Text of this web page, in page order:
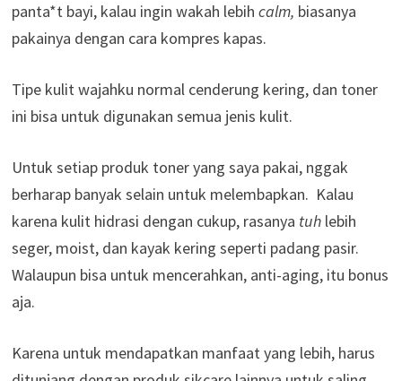
panta*t bayi, kalau ingin wakah lebih calm, biasanya
pakainya dengan cara kompres kapas.
Tipe kulit wajahku normal cenderung kering, dan toner
ini bisa untuk digunakan semua jenis kulit.
Untuk setiap produk toner yang saya pakai, nggak
berharap banyak selain untuk melembapkan. Kalau
karena kulit hidrasi dengan cukup, rasanya tuh lebih
seger, moist, dan kayak kering seperti padang pasir.
Walaupun bisa untuk mencerahkan, anti-aging, itu bonus
aja.
Karena untuk mendapatkan manfaat yang lebih, harus